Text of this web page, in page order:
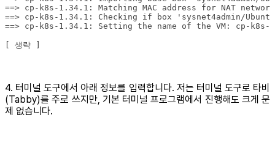
[ 생략 ]
4. 터미널 도구에서 아래 정보를 입력합니다. 저는 터미널 도구로 타비
(Tabby)를 주로 쓰지만, 기본 터미널 프로그램에서 진행해도 크게 문
제 없습니다.